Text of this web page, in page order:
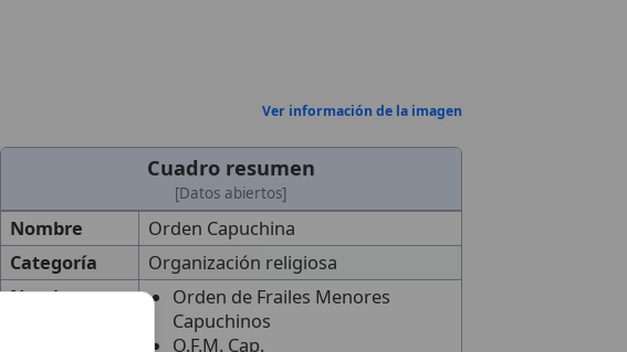
Ver información de la imagen
Cuadro resumen
[Datos abiertos]
Nombre
Orden Capuchina
Categoría
Organización religiosa
Nombre
Orden de Frailes Menores
Capuchinos
O.F.M. Cap.